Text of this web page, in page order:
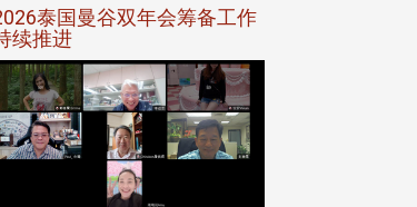
泰国曼谷双年会筹备工作
续推进